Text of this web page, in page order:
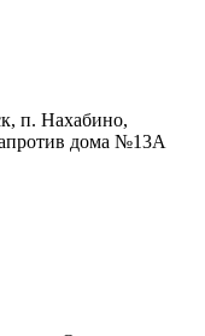
п. Нахабино,
дома №13А